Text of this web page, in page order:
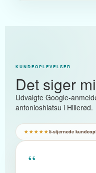
KUNDEOPLEVELSER
Det siger
Udvalgte Google-
antonioshiatsu i Hillerød.
★★★★★5-stjernede
“